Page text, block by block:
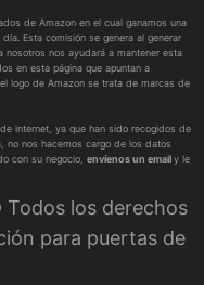
de Amazon en el cual ganamos una
Esta comisión se genera al generar
nosotros nos ayudará a mantener esta
en esta página que apuntan a
logo de Amazon se trata de marcas de
internet, ya que han sido recogidos de
no nos hacemos cargo de los datos
con su negocio, envíenos un emaily le
los derechos
para puertas de